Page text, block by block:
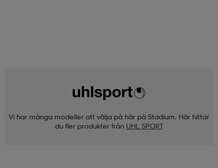
Vi har många modeller att välja på här på Stadium. Här hittar
du fler produkter från UHL SPORT